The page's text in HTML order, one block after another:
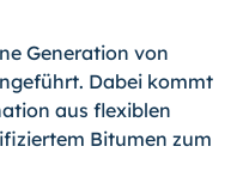
Generation von
Dabei kommt
aus flexiblen
Bitumen zum